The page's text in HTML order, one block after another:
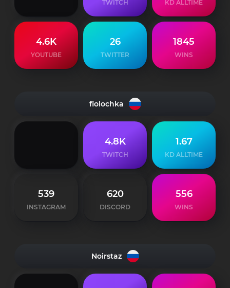
TWITCH KD ALLTIME
4.6K
YOUTUBE
26
TWITTER
1845
WINS
fiolochka
4.8K
TWITCH
1.67
KD ALLTIME
539
INSTAGRAM
620
DISCORD
556
WINS
Noirstaz